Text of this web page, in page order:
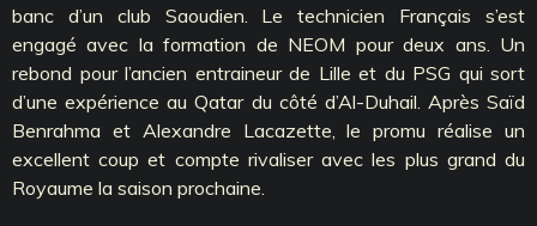
banc d’un club Saoudien. Le technicien Français s’est
engagé avec la formation de NEOM pour deux ans. Un
rebond pour l’ancien entraineur de Lille et du PSG qui sort
d’une expérience au Qatar du côté d’Al-Duhail. Après Saïd
Benrahma et Alexandre Lacazette, le promu réalise un
excellent coup et compte rivaliser avec les plus grand du
Royaume la saison prochaine.